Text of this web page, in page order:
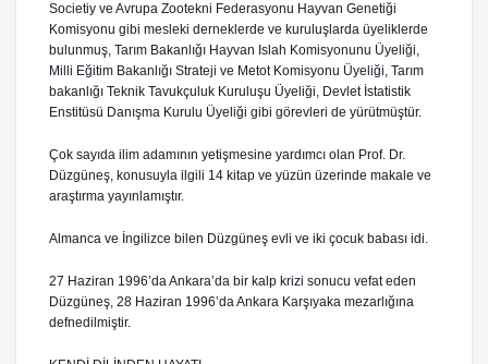
Societiy ve Avrupa Zootekni Federasyonu Hayvan Genetiği
Komisyonu gibi mesleki derneklerde ve kuruluşlarda üyeliklerde
bulunmuş, Tarım Bakanlığı Hayvan Islah Komisyonunu Üyeliği,
Milli Eğitim Bakanlığı Strateji ve Metot Komisyonu Üyeliği, Tarım
bakanlığı Teknik Tavukçuluk Kuruluşu Üyeliği, Devlet İstatistik
Enstitüsü Danışma Kurulu Üyeliği gibi görevleri de yürütmüştür.
Çok sayıda ilim adamının yetişmesine yardımcı olan Prof. Dr.
Düzgüneş, konusuyla ilgili 14 kitap ve yüzün üzerinde makale ve
araştırma yayınlamıştır.
Almanca ve İngilizce bilen Düzgüneş evli ve iki çocuk babası idi.
27 Haziran 1996’da Ankara’da bir kalp krizi sonucu vefat eden
Düzgüneş, 28 Haziran 1996’da Ankara Karşıyaka mezarlığına
defnedilmiştir.